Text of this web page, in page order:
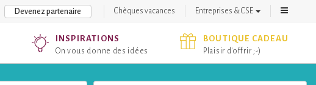
Devenez partenaire Chèques vacances Entreprises & CSE
INSPIRATIONS
On vous donne des idées
BOUTIQUE CADEAU
Plaisir d'offrir ;-)